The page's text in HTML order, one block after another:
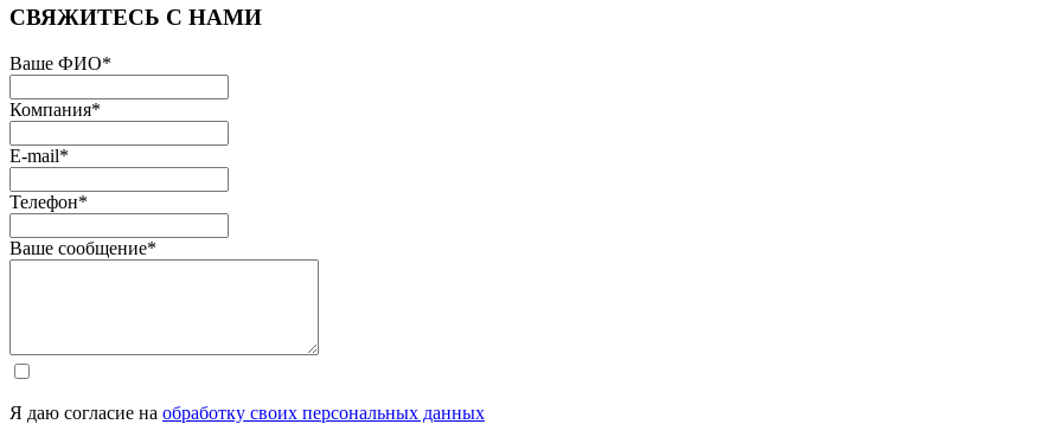
СВЯЖИТЕСЬ С НАМИ
Ваше ФИО*
Компания*
E-mail*
Телефон*
Ваше сообщение*
Я даю согласие на обработку своих персональных данных